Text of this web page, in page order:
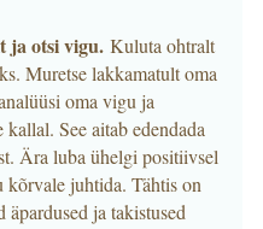
ja otsi vigu. Kuluta ohtralt
Muretse lakkamatult oma
oma vigu ja
See aitab edendada
Ära luba ühelgi positiivsel
kõrvale juhtida. Tähtis on
ja takistused